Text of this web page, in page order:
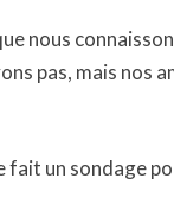
nous
pas, mais nos
fait un sondage